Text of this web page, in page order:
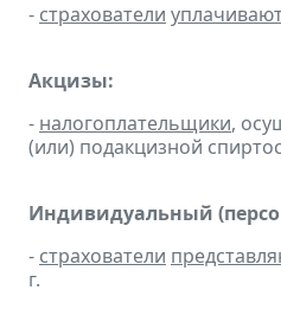
- страхователи
Акцизы:
- налогоплательщики,
(или) подакцизной
Индивидуальный
- страхователи
г.